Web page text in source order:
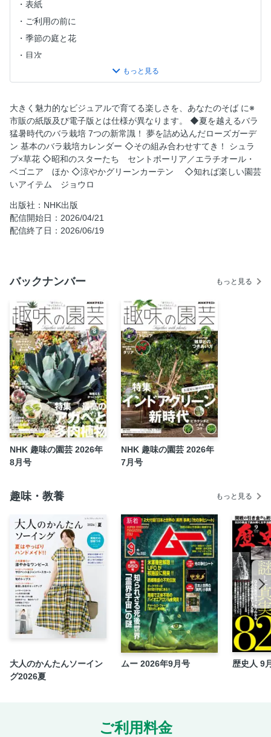
表紙
ご利用の前に
季節の庭と花
目次
このバラ、暑くても元気です！
猛暑時代のバラ栽培 7つの新常識！
憧れを現実に！夢を詰め込んだローズガーデン
基本のバラ栽培カレンダー
その組み合わせすてき！ バラ×草花
その組み合わせすてき！ シュラブ×草花
昭和のスターたち
涼やかグリーンカーテン
今、注目の花！
from みんなの趣味の園芸
定期購読のご案内
イベント情報
ガーデンショップ／読者アンケート
植物別 病害虫に使用できる主な薬剤表
次号予告
大きく魅力的なビジュアルで育てる楽しさを、あなたのそば に※
市販の紙版及び電子版とは仕様が異なります。 ◆夏を越えるバラ
猛暑時代のバラ栽培 7つの新常識！ 夢を詰め込んだローズガーデ
ン 基本のバラ栽培カレンダー ◇その組み合わせすてき！ シュラ
ブ×草花 ◇昭和のスターたち セントポーリア／エラチオール・
ベゴニア ほか ◇涼やかグリーンカーテン ◇知れば楽しい園芸
いアイテム ジョウロ
出版社：NHK出版
配信開始日：2026/04/21
配信終了日：2026/06/19
バックナンバー もっと見る
NHK 趣味の園芸 2026年
8月号
NHK 趣味の園芸 2026年
7月号
趣味・教養 もっと見る
大人のかんたんソーイン
グ2026夏
新着
ムー 2026年9月号 歴史人 9
ご利用料金